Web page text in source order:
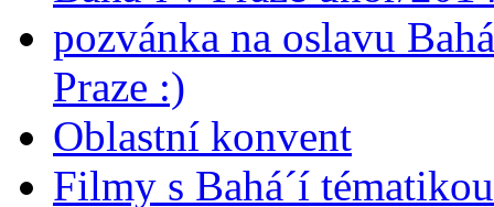
pozvánka na oslavu
Praze :)
Oblastní konvent
Filmy s Bahá´í